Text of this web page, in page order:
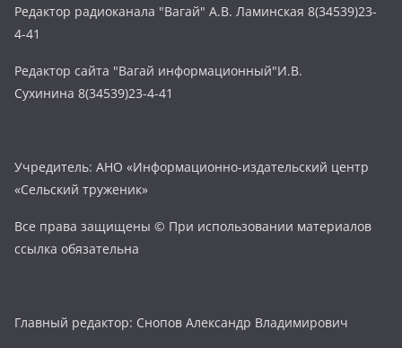
Редактор радиоканала "Вагай" А.В. Ламинская 8(34539)23-
4-41
Редактор сайта "Вагай информационный"И.В.
Сухинина 8(34539)23-4-41
Учредитель: АНО «Информационно-издательский центр
«Сельский труженик»
Все права защищены © При использовании материалов
ссылка обязательна
Главный редактор: Снопов Александр Владимирович